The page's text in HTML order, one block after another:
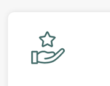
мероприятиях.